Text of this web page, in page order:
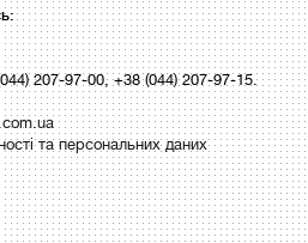
207-97-00, +38 (044) 207-97-15.
та персональних даних